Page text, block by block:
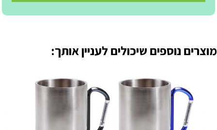
מוצרים נוספים שיכולים לעניין אותך: